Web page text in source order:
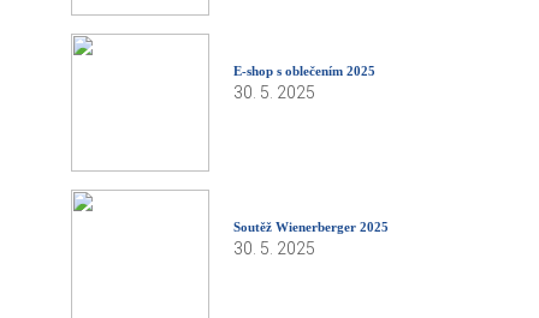
E-shop s oblečením 2025
30. 5. 2025
Soutěž Wienerberger 2025
30. 5. 2025